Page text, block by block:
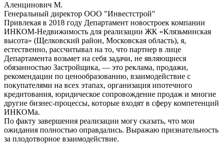
Аленцинович М.
Генеральный директор ООО "Инвестстрой"
Привлекая в 2018 году Департамент новостроек компании
ИНКОМ-Недвижимость для реализации ЖК «Клязьминская
высота» (Щелковский район, Московская область), я,
естественно, рассчитывал на то, что партнер в лице
Департамента возьмет на себя задачи, не являющиеся
обязанностью Застройщика, — это реклама, продажи,
рекомендации по ценообразованию, взаимодействие с
покупателями на всех этапах, организация ипотечного
кредитования, юридическое сопровождение продаж и многие
другие бизнес-процессы, которые входят в сферу компетенций
ИНКОМа.
По факту завершения реализации могу сказать, что мои
ожидания полностью оправдались. Выражаю признательность
за плодотворное взаимодействие.